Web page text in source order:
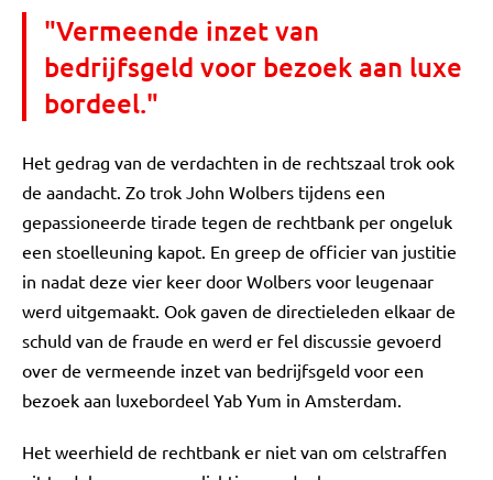
"Vermeende inzet van
bedrijfsgeld voor bezoek aan luxe
bordeel."
Het gedrag van de verdachten in de rechtszaal trok ook
de aandacht. Zo trok John Wolbers tijdens een
gepassioneerde tirade tegen de rechtbank per ongeluk
een stoelleuning kapot. En greep de officier van justitie
in nadat deze vier keer door Wolbers voor leugenaar
werd uitgemaakt. Ook gaven de directieleden elkaar de
schuld van de fraude en werd er fel discussie gevoerd
over de vermeende inzet van bedrijfsgeld voor een
bezoek aan luxebordeel Yab Yum in Amsterdam.
Het weerhield de rechtbank er niet van om celstraffen